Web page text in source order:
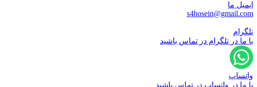
ایمیل ما
s4hosein@gmail.com
تلگرام
با ما در تلگرام در تماس باشید
واتساپ
با ما در واتساپ در تماس باشید